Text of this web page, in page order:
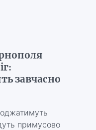
завчасно
примусово